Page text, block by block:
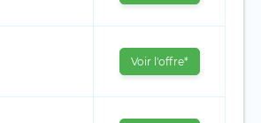
Voir l'offre*